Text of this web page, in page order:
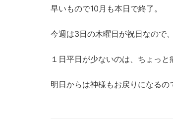
早いもので10月も本日で終了。
今週は3日の木曜日が祝日なので
１日平日が少ないのは、ちょっ
明日からは神様もお戻りになるの